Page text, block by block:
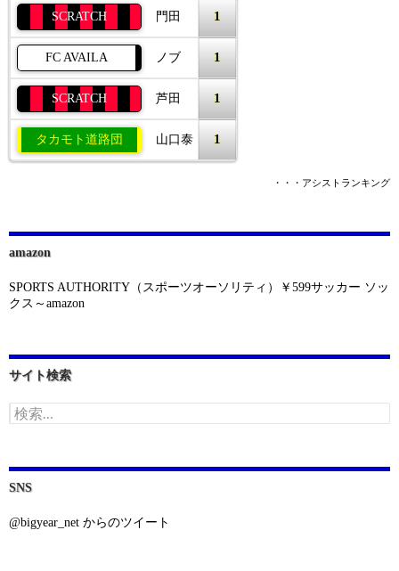
SCRATCH 門田 1
FC AVAILA ノブ 1
SCRATCH 芦田 1
タカモト道路団 山口泰 1
・・・アシストランキング
amazon
SPORTS AUTHORITY（スポーツオーソリティ）￥599サッカー ソッ
クス～amazon
サイト検索
検
索:
SNS
@bigyear_net からのツイート